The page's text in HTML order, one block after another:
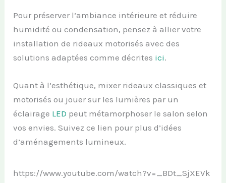
Pour préserver l’ambiance intérieure et réduire
humidité ou condensation, pensez à allier votre
installation de rideaux motorisés avec des
solutions adaptées comme décrites ici.
Quant à l’esthétique, mixer rideaux classiques et
motorisés ou jouer sur les lumières par un
éclairage LED peut métamorphoser le salon selon
vos envies. Suivez ce lien pour plus d’idées
d’aménagements lumineux.
https://www.youtube.com/watch?v=_BDt_SjXEVk